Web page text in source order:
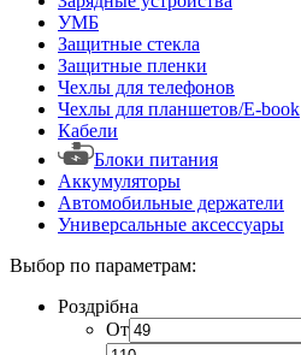
УМБ
Защитные стекла
Защитные пленки
Чехлы для телефонов
Чехлы для планшетов/E-book
Кабели
Блоки питания
Аккумуляторы
Автомобильные держатели
Универсальные аксессуары
Выбор по параметрам:
Роздрібна
От